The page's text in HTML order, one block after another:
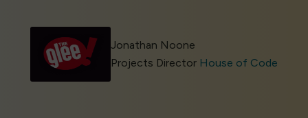
Jonathan Noone
Projects Director House of Code